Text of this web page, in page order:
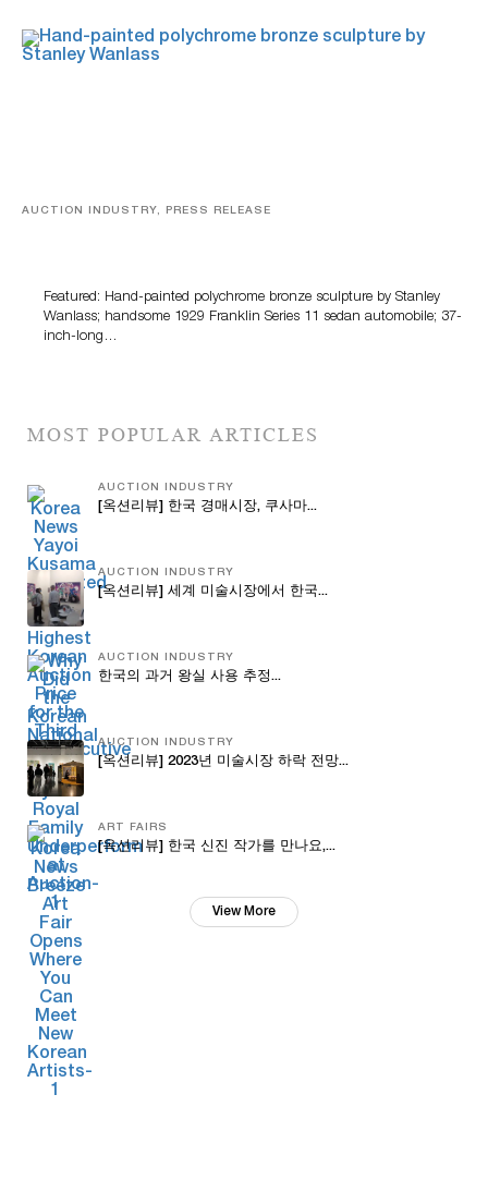
AUCTION INDUSTRY, PRESS RELEASE
Featured: Hand-painted polychrome bronze sculpture by Stanley
Wanlass; handsome 1929 Franklin Series 11 sedan automobile; 37-
inch-long…
MOST POPULAR ARTICLES
AUCTION INDUSTRY
[옥션리뷰] 한국 경매시장, 쿠사마...
AUCTION INDUSTRY
[옥션리뷰] 세계 미술시장에서 한국...
AUCTION INDUSTRY
한국의 과거 왕실 사용 추정...
AUCTION INDUSTRY
[옥션리뷰] 2023년 미술시장 하락 전망...
ART FAIRS
[옥션리뷰] 한국 신진 작가를 만나요,...
View More